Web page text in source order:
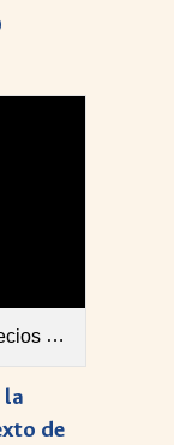
19.pdf
la
de